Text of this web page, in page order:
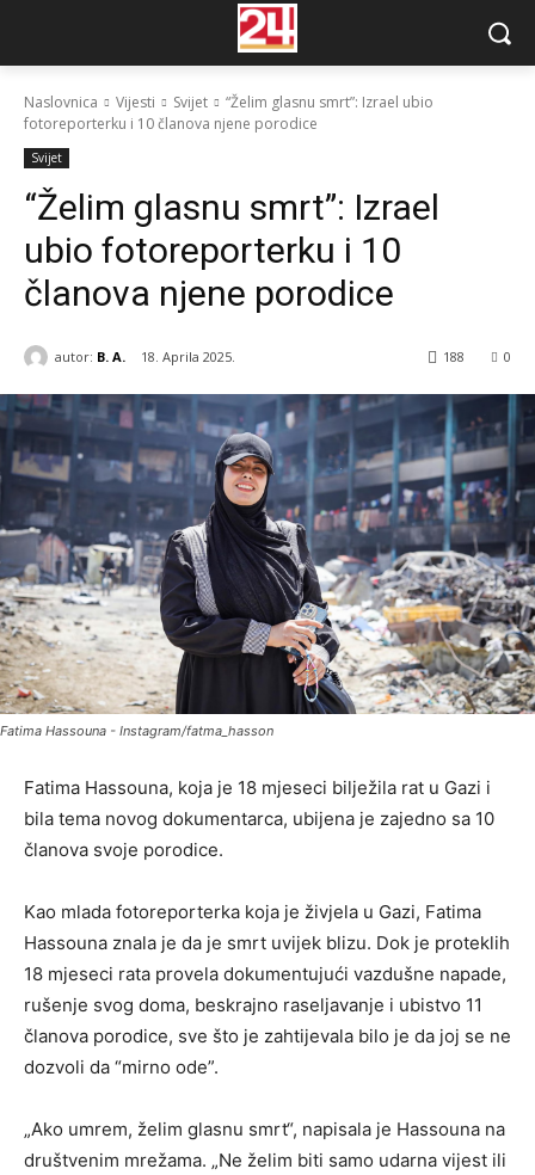
Naslovnica Vijesti Svijet
“Želim glasnu smrt”: Izrael ubio
fotoreporterku i 10 članova njene porodice
Svijet
“Želim glasnu smrt”: Izrael
ubio fotoreporterku i 10
članova njene porodice
autor: B. A. 18. Aprila 2025. 0
188
Fatima Hassouna - Instagram/fatma_hasson
Fatima Hassouna, koja je 18 mjeseci bilježila rat u Gazi i
bila tema novog dokumentarca, ubijena je zajedno sa 10
članova svoje porodice.
Kao mlada fotoreporterka koja je živjela u Gazi, Fatima
Hassouna znala je da je smrt uvijek blizu. Dok je proteklih
18 mjeseci rata provela dokumentujući vazdušne napade,
rušenje svog doma, beskrajno raseljavanje i ubistvo 11
članova porodice, sve što je zahtijevala bilo je da joj se ne
dozvoli da “mirno ode”.
„Ako umrem, želim glasnu smrt“, napisala je Hassouna na
društvenim mrežama. „Ne želim biti samo udarna vijest ili